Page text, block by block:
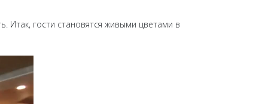
Итак, гости становятся живыми цветами в